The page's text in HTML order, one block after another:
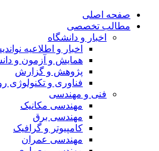
صفحه اصلی
مطالب تخصصی
اخبار و دانشگاه
اخبار و اطلاعیه نواندیشان
همایش و آزمون و دانشگاه
پژوهش و گزارش
فناوری و تکنولوژی روز
فنی و مهندسی
مهندسی مکانیک
مهندسی برق
کامپیوتر و گرافیک
مهندسی عمران